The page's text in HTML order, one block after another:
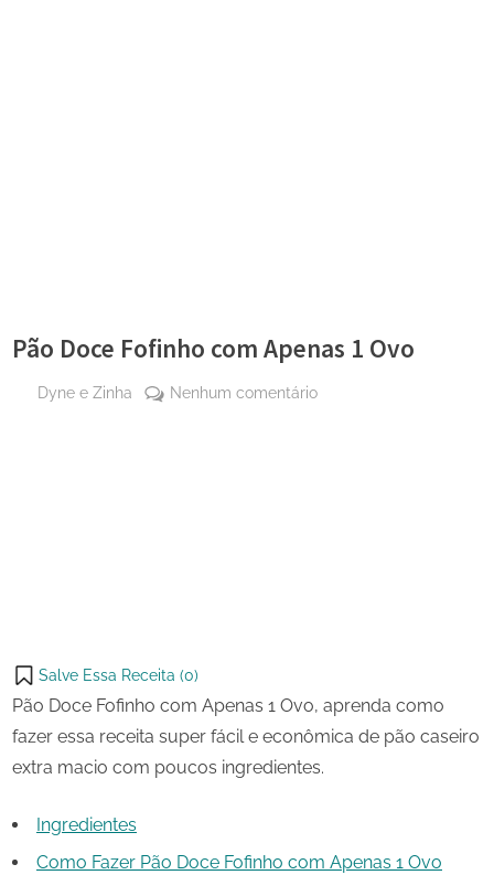
Pão Doce Fofinho com Apenas 1 Ovo
By
Dyne e Zinha Nenhum comentárioem
on
X
Salve Essa Receita (0)
Pão Doce Fofinho com Apenas 1 Ovo, aprenda como
fazer essa receita super fácil e econômica de pão caseiro
extra macio com poucos ingredientes.
Ingredientes
Como Fazer Pão Doce Fofinho com Apenas 1 Ovo